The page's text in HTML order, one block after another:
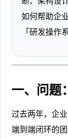
如何帮助企
「研发操作
一、问题
过去两年，企
端到端闭环的